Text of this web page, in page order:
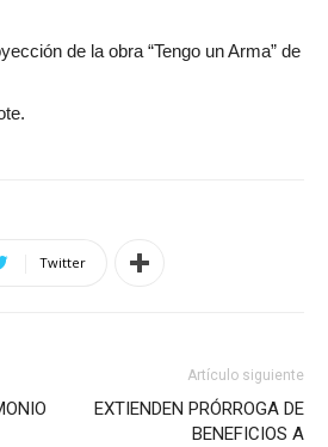
de la obra “Tengo un Arma” de
Twitter
Artículo siguiente
EXTIENDEN PRÓRROGA DE
BENEFICIOS A